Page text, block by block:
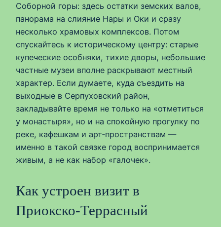
Соборной горы: здесь остатки земских валов,
панорама на слияние Нары и Оки и сразу
несколько храмовых комплексов. Потом
спускайтесь к историческому центру: старые
купеческие особняки, тихие дворы, небольшие
частные музеи вполне раскрывают местный
характер. Если думаете, куда съездить на
выходные в Серпуховский район,
закладывайте время не только на «отметиться
у монастыря», но и на спокойную прогулку по
реке, кафешкам и арт‑пространствам —
именно в такой связке город воспринимается
живым, а не как набор «галочек».
Как устроен визит в
Приокско‑Террасный